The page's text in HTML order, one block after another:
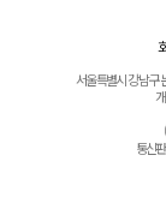
서울특별시 강남구
통신